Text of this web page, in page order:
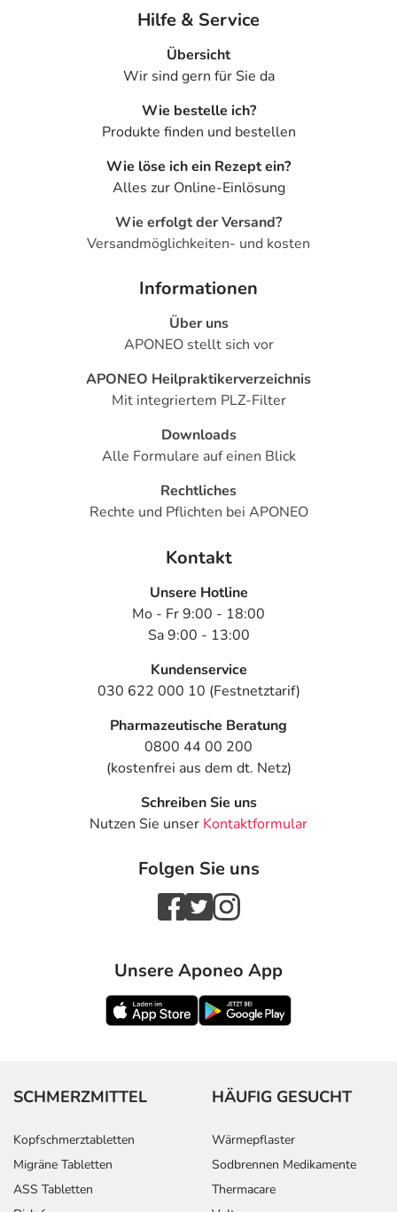
Hilfe & Service
Übersicht
Wir sind gern für Sie da
Wie bestelle ich?
Produkte finden und bestellen
Wie löse ich ein Rezept ein?
Alles zur Online-Einlösung
Wie erfolgt der Versand?
Versandmöglichkeiten- und kosten
Informationen
Über uns
APONEO stellt sich vor
APONEO Heilpraktikerverzeichnis
Mit integriertem PLZ-Filter
Downloads
Alle Formulare auf einen Blick
Rechtliches
Rechte und Pflichten bei APONEO
Kontakt
Unsere Hotline
Mo - Fr 9:00 - 18:00
Sa 9:00 - 13:00
Kundenservice
030 622 000 10 (Festnetztarif)
Pharmazeutische Beratung
0800 44 00 200
(kostenfrei aus dem dt. Netz)
Schreiben Sie uns
Nutzen Sie unser Kontaktformular
Folgen Sie uns
Unsere Aponeo App
SCHMERZMITTEL
Kopfschmerztabletten
Migräne Tabletten
ASS Tabletten
HÄUFIG GESUCHT
Wärmepflaster
Sodbrennen Medikamente
Thermacare